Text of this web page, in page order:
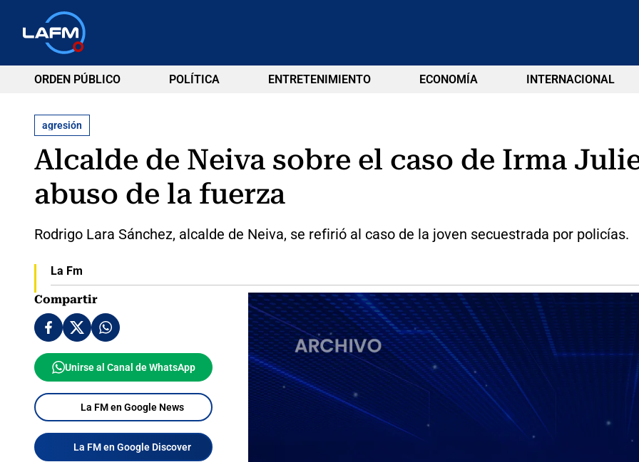
ORDEN PÚBLICO POLÍTICA ENTRETENIMIENTO ECONOMÍA INTERNACIONAL
agresión
Alcalde de Neiva sobre el caso de Irma
abuso de la fuerza
Rodrigo Lara Sánchez, alcalde de Neiva, se refirió al caso de la joven secuestrada por policías.
La Fm
Compartir
Unirse al Canal de WhatsApp
La FM en Google News
La FM en Google Discover